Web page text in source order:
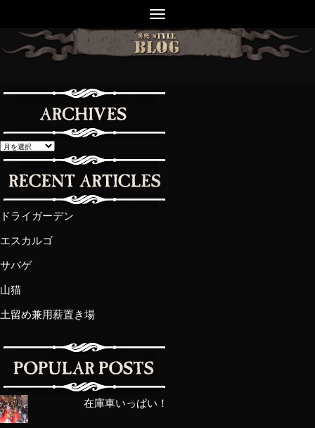
ドライガーデン
エスカルゴ
サバゲ
山猫
土留め兼用薪置き場
在庫車いっぱい！